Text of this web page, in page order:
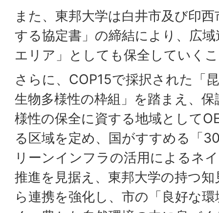
また、東邦大学は白井市及び印
する協定書」の締結により、広
エリア」としても保全していく
さらに、COP15で採択された「
生物多様性の枠組」を踏まえ、
様性の保全に資する地域として
る区域を定め、国がすすめる「
リーンインフラの活用によるネ
推進を見据え、東邦大学の持つ
ら連携を強化し、市の「良好な